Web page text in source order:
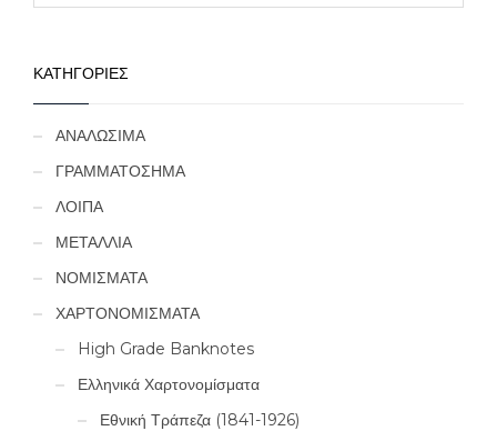
ΚΑΤΗΓΟΡΙΕΣ
ΑΝΑΛΩΣΙΜΑ
ΓΡΑΜΜΑΤΟΣΗΜΑ
ΛΟΙΠΑ
ΜΕΤΑΛΛΙΑ
ΝΟΜΙΣΜΑΤΑ
ΧΑΡΤΟΝΟΜΙΣΜΑΤΑ
High Grade Banknotes
Ελληνικά Χαρτονομίσματα
Εθνική Τράπεζα (1841-1926)